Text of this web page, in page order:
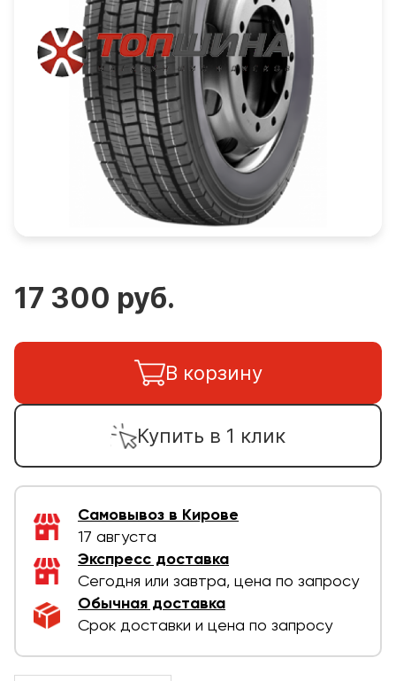
17 300 руб.
В корзину
Купить в 1 клик
Самовывоз в Кирове
17 августа
Экспресс доставка
Сегодня или завтра, цена по запросу
Обычная доставка
Срок доставки и цена по запросу